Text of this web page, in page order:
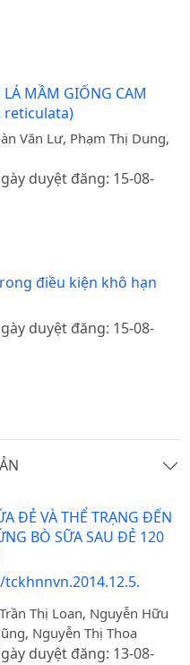
LÁ MẦM GIỐNG CAM
reticulata)
Văn Lư, Phạm Thị Dung,
duyệt đăng: 15-08-
điều kiện khô hạn
duyệt đăng: 15-08-
ĐẺ VÀ THỂ TRẠNG ĐẾN
BÒ SỮA SAU ĐẺ 120
Thị Loan, Nguyễn Hữu
Nguyễn Thị Thoa
duyệt đăng: 13-08-